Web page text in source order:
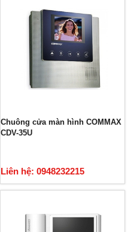
Chuông cửa màn hình COMMAX
CDV-35U
Liên hệ: 0948232215